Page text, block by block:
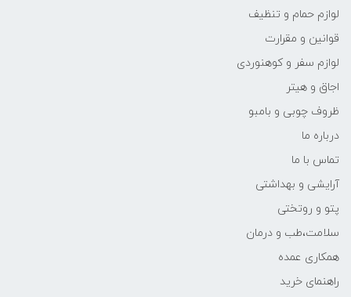
لوازم حمام و تنظیف
قوانین و مقرارت
لوازم سفر و کوهنوردی
اجاق و هیتر
ظروف چوبی و بامبو
درباره ما
تماس با ما
آرایشی و بهداشتی
پتو و روتختی
سلامت،طب و درمان
همکاری عمده
راهنمای خرید